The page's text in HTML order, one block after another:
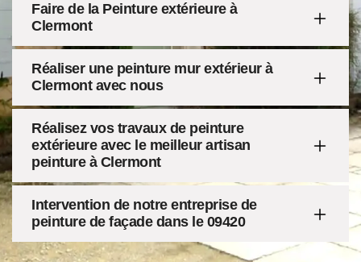
Faire de la Peinture extérieure à
Clermont
Réaliser une peinture mur extérieur à
Clermont avec nous
Réalisez vos travaux de peinture
extérieure avec le meilleur artisan
peinture à Clermont
Intervention de notre entreprise de
peinture de façade dans le 09420